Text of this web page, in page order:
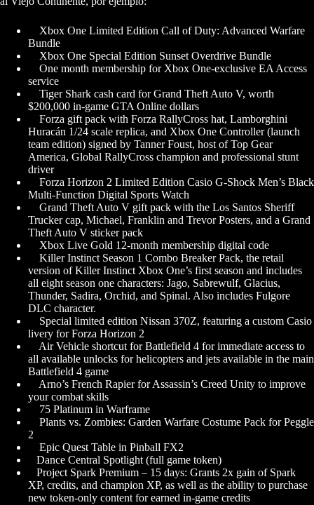
Xbox One Limited Edition Call of Duty: Advanced Warfare
Bundle
Xbox One Special Edition Sunset Overdrive Bundle
One month membership for Xbox One-exclusive EA Access
service
Tiger Shark cash card for Grand Theft Auto V, worth
$200,000 in-game GTA Online dollars
Forza gift pack with Forza RallyCross hat, Lamborghini
Huracán 1/24 scale replica, and Xbox One Controller (launch
team edition) signed by Tanner Foust, host of Top Gear
America, Global RallyCross champion and professional stunt
driver
Forza Horizon 2 Limited Edition Casio G-Shock Men’s Black
Multi-Function Digital Sports Watch
Grand Theft Auto V gift pack with the Los Santos Sheriff
Trucker cap, Michael, Franklin and Trevor Posters, and a Grand
Theft Auto V sticker pack
Xbox Live Gold 12-month membership digital code
Killer Instinct Season 1 Combo Breaker Pack, the retail
version of Killer Instinct Xbox One’s first season and includes
all eight season one characters: Jago, Sabrewulf, Glacius,
Thunder, Sadira, Orchid, and Spinal. Also includes Fulgore
DLC character.
Special limited edition Nissan 370Z, featuring a custom Casio
livery for Forza Horizon 2
Air Vehicle shortcut for Battlefield 4 for immediate access to
all available unlocks for helicopters and jets available in the main
Battlefield 4 game
Arno’s French Rapier for Assassin’s Creed Unity to improve
your combat skills
75 Platinum in Warframe
Plants vs. Zombies: Garden Warfare Costume Pack for Peggle
2
Epic Quest Table in Pinball FX2
Dance Central Spotlight (full game token)
Project Spark Premium – 15 days: Grants 2x gain of Spark
XP, credits, and champion XP, as well as the ability to purchase
new token-only content for earned in-game credits